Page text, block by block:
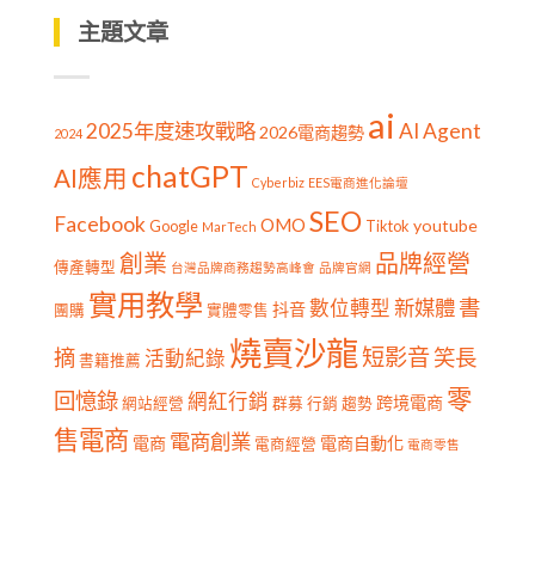
主題文章
2024 2025年度速攻戰略2026電商趨勢 ai AI Agent
AI應用 chatGPT Cyberbiz EES電商進化論壇
Facebook Google MarTech OMO SEO Tiktok youtube
傳產轉型 創業 台灣品牌商務趨勢高峰會 品牌官網 品牌經營
團購 實用教學 實體零售 抖音數位轉型 新媒體書
摘 書籍推薦 活動紀錄 燒賣沙龍短影音笑長
回憶錄 網站經營 網紅行銷 群募 行銷 趨勢 跨境電商 零
售電商 電商 電商創業 電商經營 電商自動化 電商零售